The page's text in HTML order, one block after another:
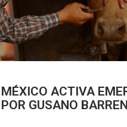
MÉXICO ACTIVA
POR GUSANO